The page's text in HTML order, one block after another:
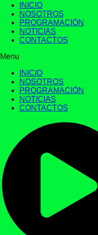
INICIO
NOSOTROS
PROGRAMACIÓN
NOTICIAS
CONTACTOS
Menu
INICIO
NOSOTROS
PROGRAMACIÓN
NOTICIAS
CONTACTOS